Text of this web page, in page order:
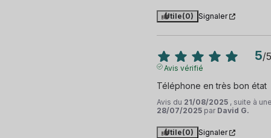
Utile(0) Signaler
5/5
Avis vérifié
Téléphone en très bon état
Avis du 21/08/2025 , suite à
28/07/2025 par David G.
Utile(0) Signaler